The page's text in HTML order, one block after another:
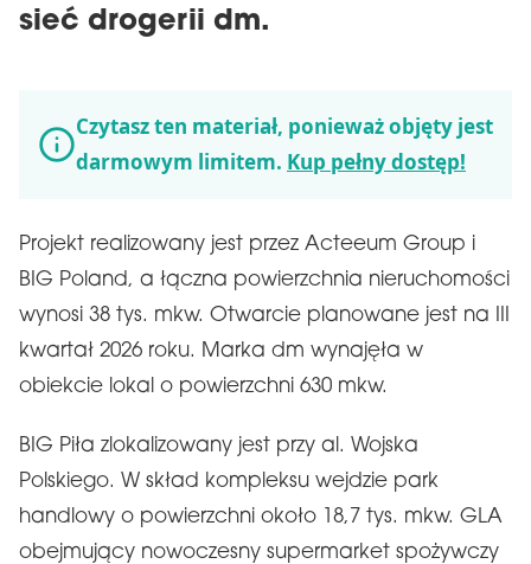
sieć drogerii dm.
Czytasz ten materiał, ponieważ objęty jest
darmowym limitem. Kup pełny dostęp!
Projekt realizowany jest przez Acteeum Group i
BIG Poland, a łączna powierzchnia nieruchomości
wynosi 38 tys. mkw. Otwarcie planowane jest na III
kwartał 2026 roku. Marka dm wynajęła w
obiekcie lokal o powierzchni 630 mkw.
BIG Piła zlokalizowany jest przy al. Wojska
Polskiego. W skład kompleksu wejdzie park
handlowy o powierzchni około 18,7 tys. mkw. GLA
obejmujący nowoczesny supermarket spożywczy